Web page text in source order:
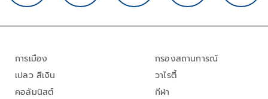
การเมือง
เปลว สีเงิน
คอลัมนิสต์
กรองสถานการณ์
วาไรตี้
กีฬา